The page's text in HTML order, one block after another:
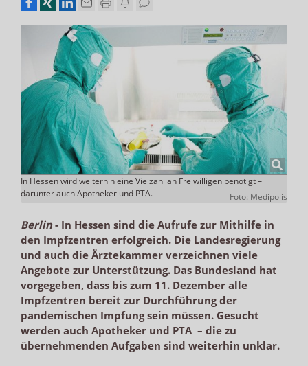
In Hessen wird weiterhin eine Vielzahl an Freiwilligen benötigt –
darunter auch Apotheker und PTA.
Foto: Medipolis
Berlin- In Hessen sind die Aufrufe zur Mithilfe in
den Impfzentren erfolgreich. Die Landesregierung
und auch die Ärztekammer verzeichnen viele
Angebote zur Unterstützung. Das Bundesland hat
vorgegeben, dass bis zum 11. Dezember alle
Impfzentren bereit zur Durchführung der
pandemischen Impfung sein müssen. Gesucht
werden auch Apotheker und PTA ­ – die zu
übernehmenden Aufgaben sind weiterhin unklar.